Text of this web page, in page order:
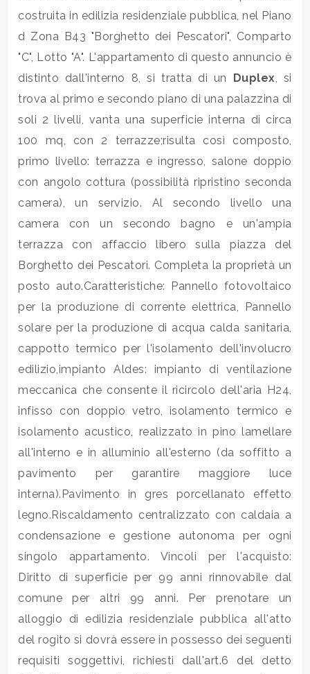
costruita in edilizia residenziale pubblica, nel Piano
d Zona B43 "Borghetto dei Pescatori", Comparto
"C", Lotto "A". L'appartamento di questo annuncio è
distinto dall'interno 8, si tratta di un Duplex, si
trova al primo e secondo piano di una palazzina di
soli 2 livelli, vanta una superficie interna di circa
100 mq, con 2 terrazze;risulta così composto,
primo livello: terrazza e ingresso, salone doppio
con angolo cottura (possibilità ripristino seconda
camera), un servizio. Al secondo livello una
camera con un secondo bagno e un'ampia
terrazza con affaccio libero sulla piazza del
Borghetto dei Pescatori. Completa la proprietà un
posto auto.Caratteristiche: Pannello fotovoltaico
per la produzione di corrente elettrica, Pannello
solare per la produzione di acqua calda sanitaria,
cappotto termico per l'isolamento dell'involucro
edilizio,impianto Aldes: impianto di ventilazione
meccanica che consente il ricircolo dell'aria H24,
infisso con doppio vetro, isolamento termico e
isolamento acustico, realizzato in pino lamellare
all'interno e in alluminio all'esterno (da soffitto a
pavimento per garantire maggiore luce
interna).Pavimento in gres porcellanato effetto
legno.Riscaldamento centralizzato con caldaia a
condensazione e gestione autonoma per ogni
singolo appartamento. Vincoli per l'acquisto:
Diritto di superficie per 99 anni rinnovabile dal
comune per altri 99 anni. Per prenotare un
alloggio di edilizia residenziale pubblica all'atto
del rogito si dovrà essere in possesso dei seguenti
requisiti soggettivi, richiesti dall'art.6 del detto
Industriali
Terreni
Prezzo
mq
Locali
Qualsiasi
1
2
3
4
5